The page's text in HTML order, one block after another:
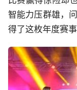
智能力压群雄，
得了这枚年度赛